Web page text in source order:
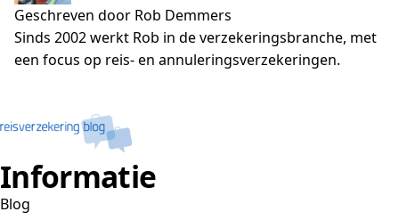
Geschreven door Rob Demmers
Sinds 2002 werkt Rob in de verzekeringsbranche, met
een focus op reis- en annuleringsverzekeringen.
Informatie
Blog